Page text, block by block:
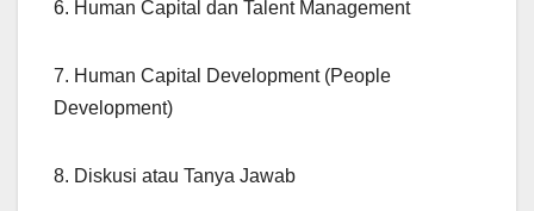
6. Human Capital dan Talent Management
7. Human Capital Development (People
Development)
8. Diskusi atau Tanya Jawab